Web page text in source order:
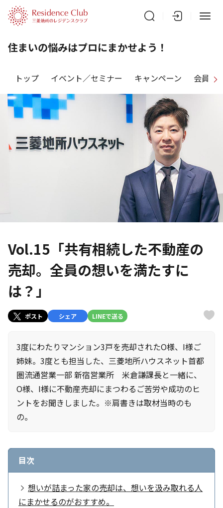
住まいの悩みはプロにまかせよう！
トップ イベント／セミナー キャンペーン 会員特
Vol.15「共有相続した不動産の
売却。全員の想いを満たすに
は？」
ポスト シェア LINEで送る
3度にわたりマンション3戸を売却されたO様、I様ご
姉妹。3度とも担当した、三菱地所ハウスネット首都
圏流通営業一部 新宿営業所 米倉謙課長と一緒に、
O様、I様に不動産売却にまつわるご苦労や成功のヒ
ントをお聞きしました。※肩書きは取材当時のも
の。
目次
想いが詰まった家の売却は、想いを汲み取れる人
にまかせるのがおすすめ。